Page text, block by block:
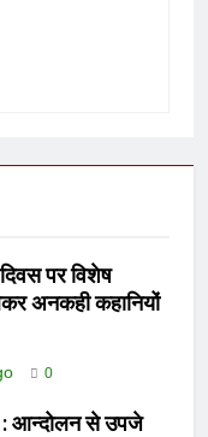
पर विशेष
अनकही कहानियों
0
: आन्दोलन से उपजे